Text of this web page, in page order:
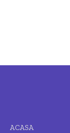
ACASA